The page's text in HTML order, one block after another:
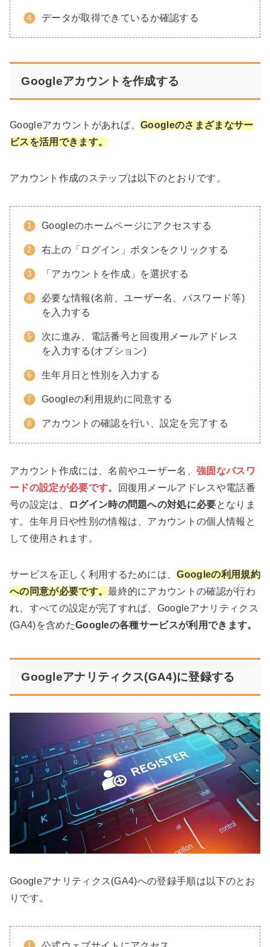
データが取得できているか確認する
Googleアカウントを作成する
Googleアカウントがあれば、Googleのさまざまなサー
ビスを活用できます。
アカウント作成のステップは以下のとおりです。
Googleのホームページにアクセスする
右上の「ログイン」ボタンをクリックする
「アカウントを作成」を選択する
必要な情報(名前、ユーザー名、パスワード等)
を入力する
次に進み、電話番号と回復用メールアドレス
を入力する(オプション)
生年月日と性別を入力する
Googleの利用規約に同意する
アカウントの確認を行い、設定を完了する
アカウント作成には、名前やユーザー名、強固なパスワ
ードの設定が必要です。
回復用メールアドレスや電話番
号の設定は、
ログイン時の問題への対処に必要となりま
す。生年月日や性別の情報は、アカウントの個人情報と
して使用されます。
サービスを正しく利用するためには、Googleの利用規約
への同意が必要です。最終的にアカウントの確認が行わ
れ、すべての設定が完了すれば、Googleアナリティクス
(GA4)を含めたGoogleの各種サービスが利用できます。
Googleアナリティクス(GA4)に登録する
Googleアナリティクス(GA4)への登録手順は以下のとお
りです。